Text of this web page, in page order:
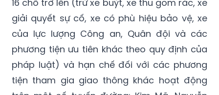
của lực lượng Công an, Quân đội và các
phương tiện ưu tiên khác theo quy định của
pháp luật) và hạn chế đối với các phương
tiện tham gia giao thông khác hoạt động
trên một số tuyến đường: Kim Mã, Nguyễn
Chí Thanh, Trần Duy Hưng, Phạm Hùng (từ